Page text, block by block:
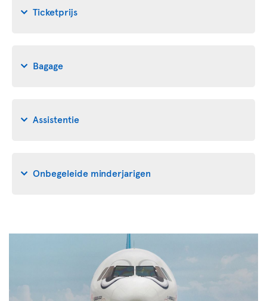
Ticketprijs
Bagage
Assistentie
Onbegeleide minderjarigen